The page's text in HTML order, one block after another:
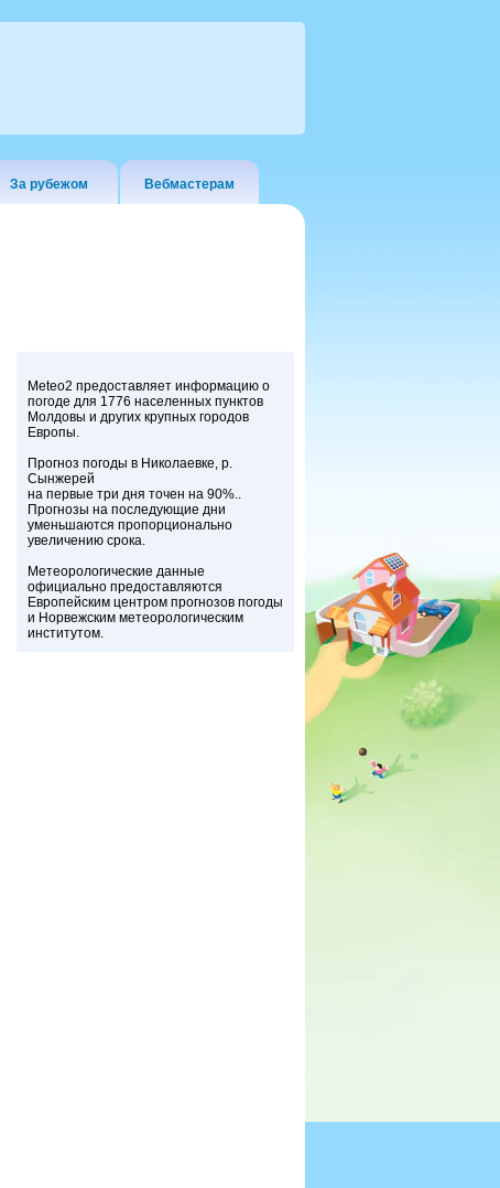
За рубежом Вебмастерам
Meteo2 предоставляет информацию о
погоде для 1776 населенных пунктов
Молдовы и других крупных городов
Европы.
Прогноз погоды в Николаевке, р.
Сынжерей
на первые три дня точен на 90%..
Прогнозы на последующие дни
уменьшаются пропорционально
увеличению срока.
Метеорологические данные
официально предоставляются
Европейским центром прогнозов погоды
и Норвежским метеорологическим
институтом.